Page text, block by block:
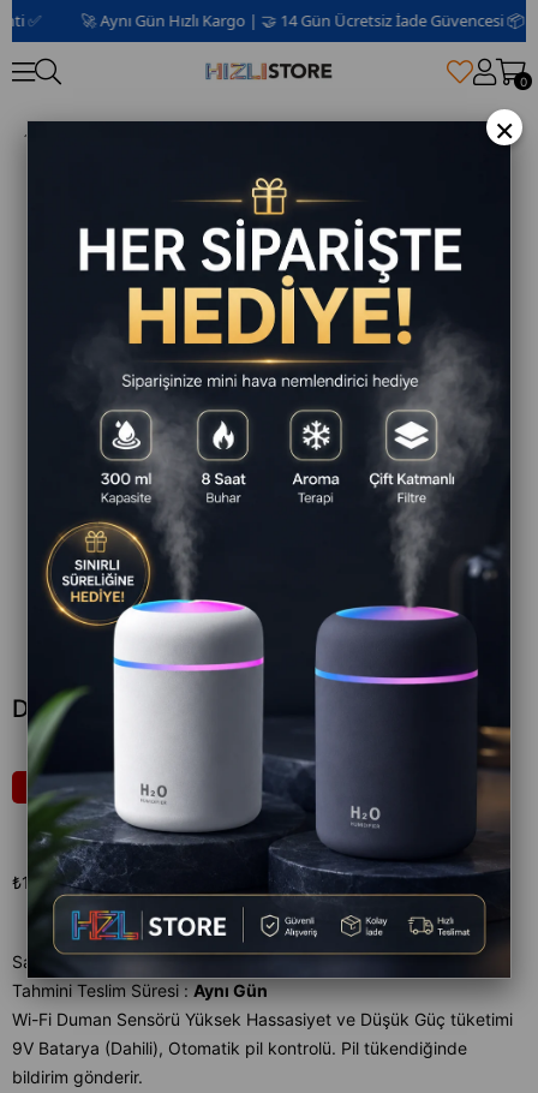
🚀 Aynı Gün Hızlı Kargo | 🤝 14 Gün Ücretsiz İade Güvencesi 📦 | 2
0
D-60-WF Wi-Fi Akıllı Duman Sensörü
8 ₺1.260,00 ₺969,99
KDV DAHIL ₺1.163,99
₺1.163,99 `den başlayan taksitlerle
Satıcı : Ticimax XML
Tahmini Teslim Süresi : Aynı Gün
Wi-Fi Duman Sensörü Yüksek Hassasiyet ve Düşük Güç tüketimi
9V Batarya (Dahili), Otomatik pil kontrolü. Pil tükendiğinde
bildirim gönderir.
×